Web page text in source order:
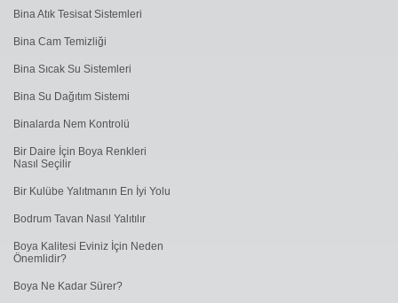
Bina Atık Tesisat Sistemleri
Bina Cam Temizliği
Bina Sıcak Su Sistemleri
Bina Su Dağıtım Sistemi
Binalarda Nem Kontrolü
Bir Daire İçin Boya Renkleri
Nasıl Seçilir
Bir Kulübe Yalıtmanın En İyi Yolu
Bodrum Tavan Nasıl Yalıtılır
Boya Kalitesi Eviniz İçin Neden
Önemlidir?
Boya Ne Kadar Sürer?